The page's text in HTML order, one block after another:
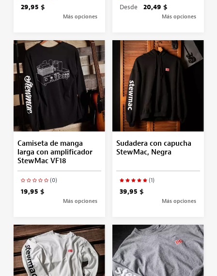
29,95 $
Más opciones
Desde 20,49 $
Más opciones
Camiseta de manga
larga con amplificador
StewMac VF18
(0)
19,95 $
Más opciones
Sudadera con capucha
StewMac, Negra
(1)
39,95 $
Más opciones